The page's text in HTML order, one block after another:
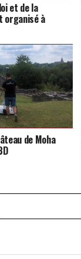
et de la
organisé à
de Moha